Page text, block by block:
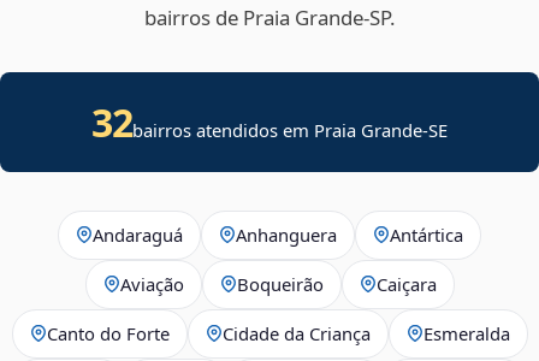
bairros de Praia Grande‑SP.
32bairros atendidos em Praia Grande-SE
Andaraguá Anhanguera Antártica
Aviação Boqueirão Caiçara
Canto do Forte Cidade da Criança Esmeralda